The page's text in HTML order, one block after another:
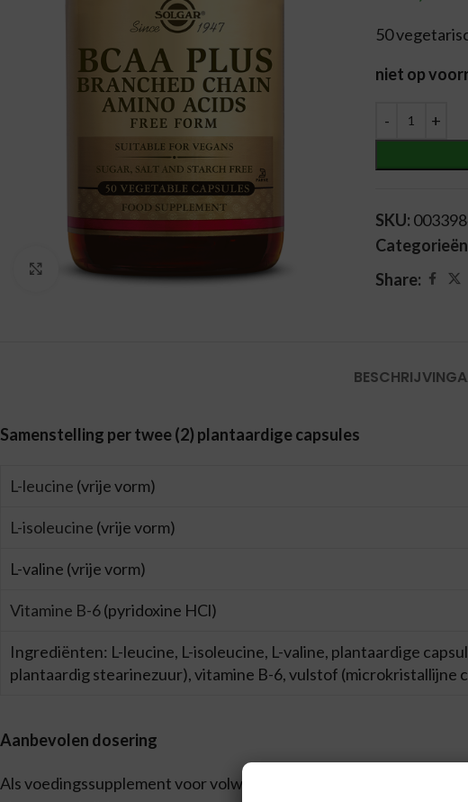
Vergroten
50
niet op
Alternative:
SKU:
Share:
BESCHRIJVING
Samenstelling per twee (2) plantaardige capsules
L-leucine (vrije vorm)
L-isoleucine (vrije vorm)
L-valine (vrije vorm)
Vitamine B-6(pyridoxine HCl)
Ingrediënten: L-leucine, L-isoleucine, L-valine, plantaardige
plantaardig stearinezuur), vitamine B-6, vulstof (microkristallijne
Aanbevolen dosering
Als voedingssupplement voor volwassenen twee (2) plantaardige